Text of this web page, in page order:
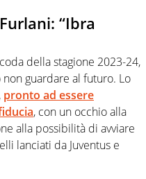
“Ibra
della stagione 2023-24,
guardare al futuro. Lo
pronto ad essere
, con un occhio alla
alla possibilità di avviare
lanciati da Juventus e